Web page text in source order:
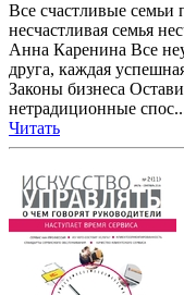
Все счастливые семьи
несчастливая семья
Анна Каренина Все
друга, каждая
Законы бизнеса
нетрадиционные
Читать